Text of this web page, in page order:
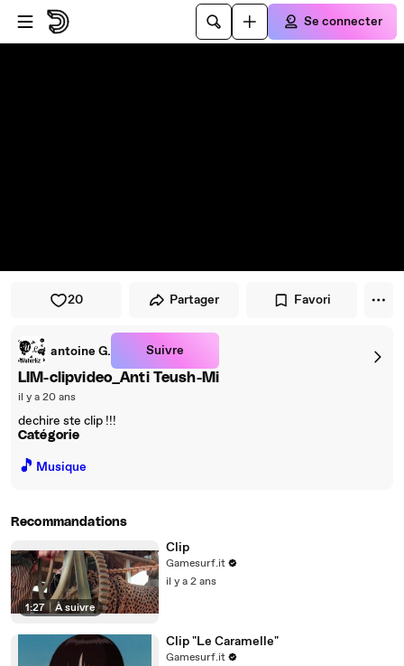
Passer au player
Passer au contenu principal
Se connecter
20 Partager Favori
antoine G. Suivre
LIM-clipvideo_Anti Teush-Mi
il y a 20 ans
dechire ste clip !!!
Catégorie
🎵 Musique
Recommandations
1:27 | À suivre
Clip
Gamesurf.it
il y a 2 ans
Clip "Le Caramelle"
Gamesurf.it